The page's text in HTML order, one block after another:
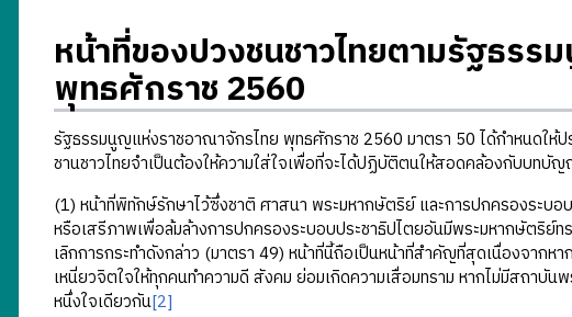
หน้าที่ของปวงชนชาวไทยตามรัฐธร
พุทธศักราช 2560
รัฐธรรมนูญแห่งราชอาณาจักรไทย พุทธศักราช 2560 มาตรา 50 ได้กำหนดใ
ชานชาวไทยจำเป็นต้องให้ความใส่ใจเพื่อที่จะได้ปฏิบัติตนให้สอดคล้องกับบท
(1) หน้าที่พิทักษ์รักษาไว้ซึ่งชาติ ศาสนา พระมหากษัตริย์ และการปกครองระบ
หรือเสรีภาพเพื่อล้มล้างการปกครองระบอบประชาธิปไตยอันมีพระมหากษัตริ
เลิกการกระทำดังกล่าว (มาตรา 49) หน้าที่นี้ถือเป็นหน้าที่สำคัญที่สุดเนื่องจากห
เหนี่ยวจิตใจให้ทุกคนทำความดี สังคม ย่อมเกิดความเสื่อมทราม หากไม่มีสถาบั
หนึ่งใจเดียวกัน[2]